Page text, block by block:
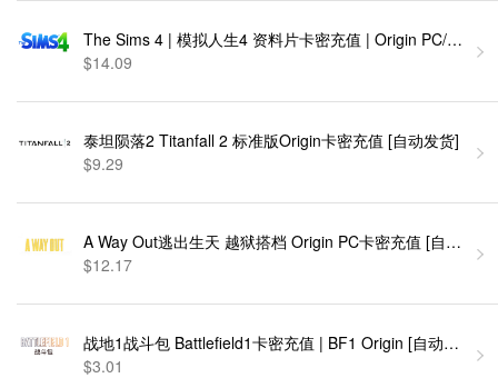
The Sims 4 | 模拟人生4 资料片卡密充值 | Origin PC/MAC [
$14.09
泰坦陨落2 Titanfall 2 标准版Origin卡密充值 [自动发货]
$9.29
A Way Out逃出生天 越狱搭档 Origin PC卡密充值 [自动发货]
$12.17
战地1战斗包 Battlefield1卡密充值 | BF1 Origin [自动发货]
$3.01